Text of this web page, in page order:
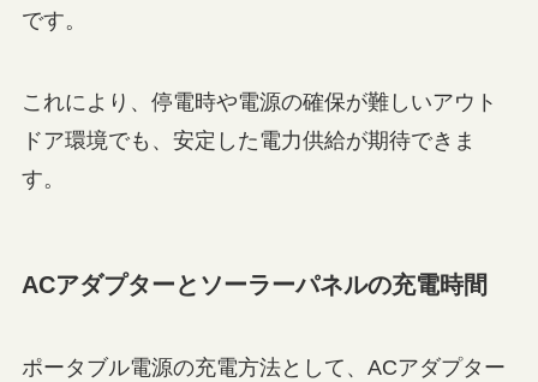
です。
これにより、停電時や電源の確保が難しいアウト
ドア環境でも、安定した電力供給が期待できま
す。
ACアダプターとソーラーパネルの充電時間
ポータブル電源の充電方法として、ACアダプター